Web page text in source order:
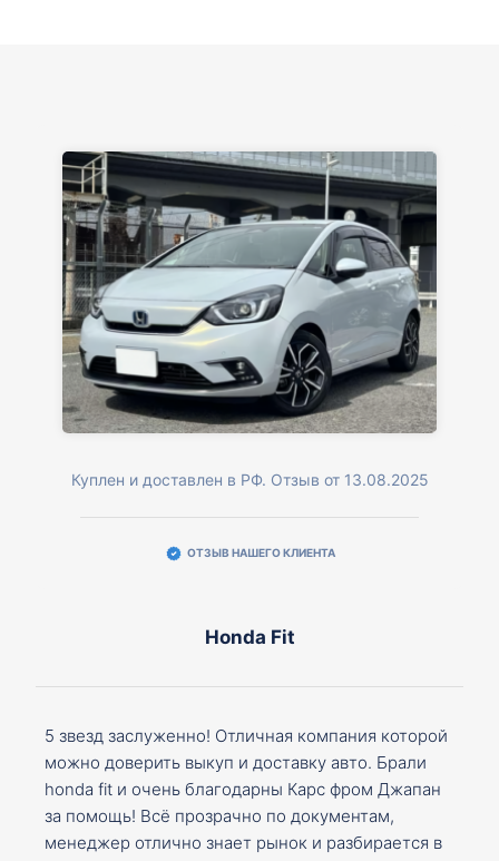
Куплен и доставлен в РФ. Отзыв от 13.08.2025
ОТЗЫВ НАШЕГО КЛИЕНТА
Honda Fit
5 звезд заслуженно! Отличная компания которой
можно доверить выкуп и доставку авто. Брали
honda fit и очень благодарны Карс фром Джапан
за помощь! Всё прозрачно по документам,
менеджер отлично знает рынок и разбирается в